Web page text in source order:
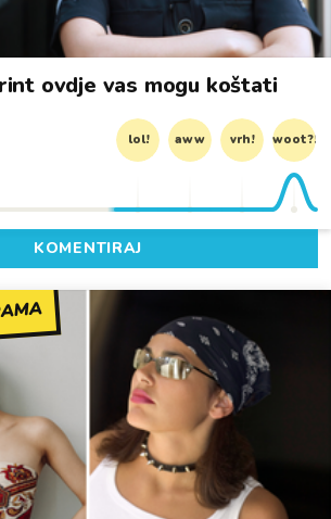
ovdje vas mogu koštati
lol! aww vrh! woot?!
KOMENTIRAJ